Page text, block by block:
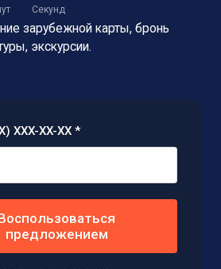
Секунд
зарубежной карты, бронь
экскурсии.
XXX-XX-XX *
предложением